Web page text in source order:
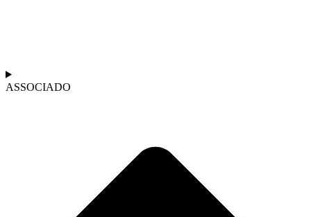
ASSOCIADO